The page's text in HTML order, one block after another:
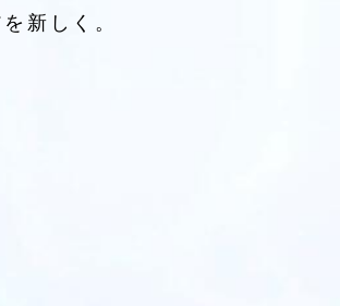
新しく。